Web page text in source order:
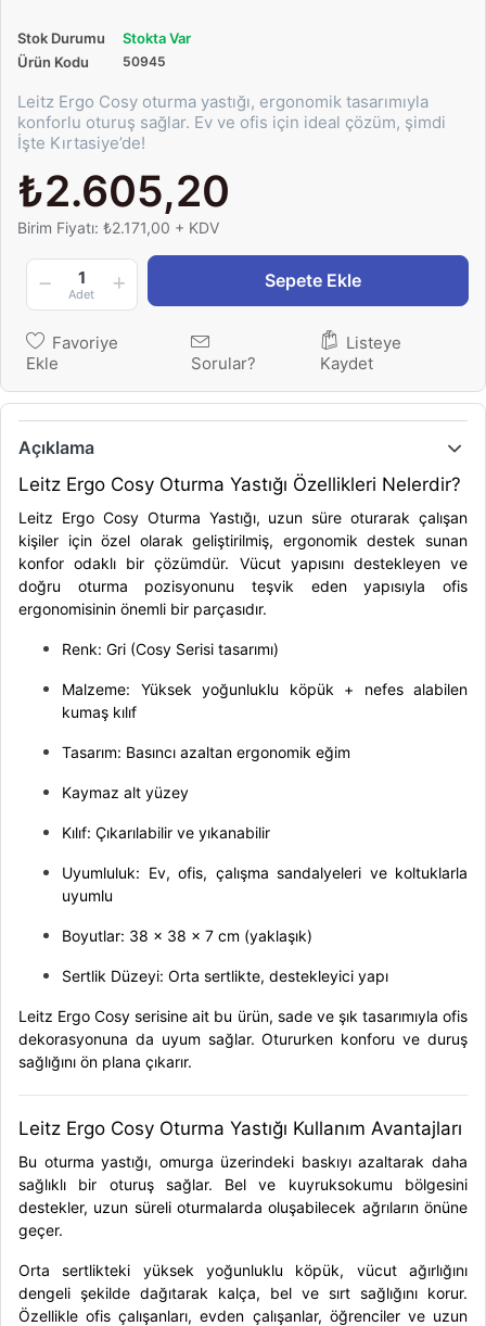
Stok Durumu
Stokta Var
Ürün Kodu
50945
Leitz Ergo Cosy oturma yastığı, ergonomik tasarımıyla
konforlu oturuş sağlar. Ev ve ofis için ideal çözüm, şimdi
İşte Kırtasiye’de!
₺2.605,20
Birim Fiyatı: ₺2.171,00 + KDV
1
Adet
Sepete Ekle
Favoriye
Ekle
Sorular?
Listeye
Kaydet
Açıklama
Leitz Ergo Cosy Oturma Yastığı Özellikleri Nelerdir?
Leitz Ergo Cosy Oturma Yastığı, uzun süre oturarak çalışan
kişiler için özel olarak geliştirilmiş, ergonomik destek sunan
konfor odaklı bir çözümdür. Vücut yapısını destekleyen ve
doğru oturma pozisyonunu teşvik eden yapısıyla ofis
ergonomisinin önemli bir parçasıdır.
Renk: Gri (Cosy Serisi tasarımı)
Malzeme: Yüksek yoğunluklu köpük + nefes alabilen
kumaş kılıf
Tasarım: Basıncı azaltan ergonomik eğim
Kaymaz alt yüzey
Kılıf: Çıkarılabilir ve yıkanabilir
Uyumluluk: Ev, ofis, çalışma sandalyeleri ve koltuklarla
uyumlu
Boyutlar: 38 x 38 x 7 cm (yaklaşık)
Sertlik Düzeyi: Orta sertlikte, destekleyici yapı
Leitz Ergo Cosy serisine ait bu ürün, sade ve şık tasarımıyla ofis
dekorasyonuna da uyum sağlar. Otururken konforu ve duruş
sağlığını ön plana çıkarır.
Leitz Ergo Cosy Oturma Yastığı Kullanım Avantajları
Bu oturma yastığı, omurga üzerindeki baskıyı azaltarak daha
sağlıklı bir oturuş sağlar. Bel ve kuyruksokumu bölgesini
destekler, uzun süreli oturmalarda oluşabilecek ağrıların önüne
geçer.
Orta sertlikteki yüksek yoğunluklu köpük, vücut ağırlığını
dengeli şekilde dağıtarak kalça, bel ve sırt sağlığını korur.
Özellikle ofis çalışanları, evden çalışanlar, öğrenciler ve uzun